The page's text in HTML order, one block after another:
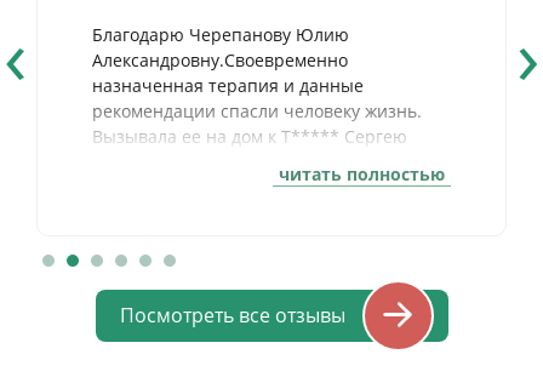
Благодарю Черепанову Юлию
Александровну.Своевременно
назначенная терапия и данные
рекомендации спасли человеку жизнь.
Вызывала ее на дом к Т***** Сергею
читать полностью
‹ ›
Посмотреть все отзывы